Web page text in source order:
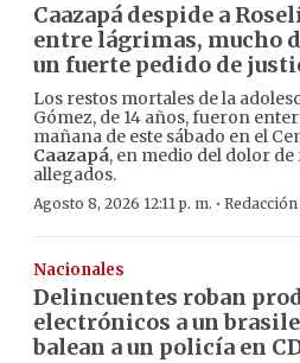
Caazapá despide a
entre lágrimas, mucho
un fuerte pedido de
Los restos mortales de la
Gómez, de 14 años, fueron
mañana de este sábado en el
Caazapá, en medio del dolor
allegados.
Agosto 8, 2026 12:11 p. m. · Redacción
Nacionales
Delincuentes roban
electrónicos a un
balean a un policía en